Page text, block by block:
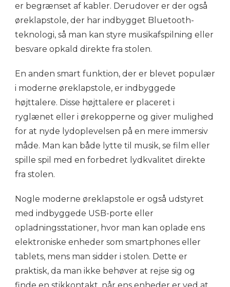
er begrænset af kabler. Derudover er der også
øreklapstole, der har indbygget Bluetooth-
teknologi, så man kan styre musikafspilning eller
besvare opkald direkte fra stolen.
En anden smart funktion, der er blevet populær
i moderne øreklapstole, er indbyggede
højttalere. Disse højttalere er placeret i
ryglænet eller i ørekopperne og giver mulighed
for at nyde lydoplevelsen på en mere immersiv
måde. Man kan både lytte til musik, se film eller
spille spil med en forbedret lydkvalitet direkte
fra stolen.
Nogle moderne øreklapstole er også udstyret
med indbyggede USB-porte eller
opladningsstationer, hvor man kan oplade ens
elektroniske enheder som smartphones eller
tablets, mens man sidder i stolen. Dette er
praktisk, da man ikke behøver at rejse sig og